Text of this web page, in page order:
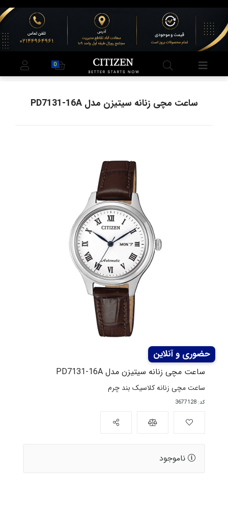
ساعت مچی زنانه سیتیزن مدل PD7131-16A
ساعت مچی زنانه سیتیزن مدل PD7131-16A
ساعت مچی زنانه کلاسیک بند چرم
کد: 3677128
ناموجود
0